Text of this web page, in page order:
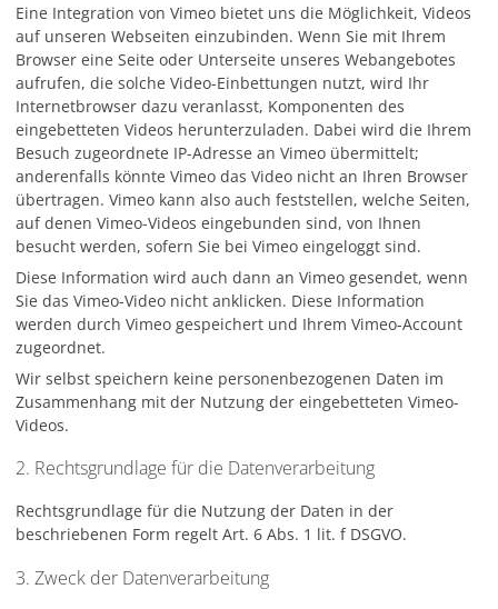
Eine Integration von Vimeo bietet uns die Möglichkeit, Videos
auf unseren Webseiten einzubinden. Wenn Sie mit Ihrem
Browser eine Seite oder Unterseite unseres Webangebotes
aufrufen, die solche Video-Einbettungen nutzt, wird Ihr
Internetbrowser dazu veranlasst, Komponenten des
eingebetteten Videos herunterzuladen. Dabei wird die Ihrem
Besuch zugeordnete IP-Adresse an Vimeo übermittelt;
anderenfalls könnte Vimeo das Video nicht an Ihren Browser
übertragen. Vimeo kann also auch feststellen, welche Seiten,
auf denen Vimeo-Videos eingebunden sind, von Ihnen
besucht werden, sofern Sie bei Vimeo eingeloggt sind.
Diese Information wird auch dann an Vimeo gesendet, wenn
Sie das Vimeo-Video nicht anklicken. Diese Information
werden durch Vimeo gespeichert und Ihrem Vimeo-Account
zugeordnet.
Wir selbst speichern keine personenbezogenen Daten im
Zusammenhang mit der Nutzung der eingebetteten Vimeo-
Videos.
2. Rechtsgrundlage für die Datenverarbeitung
Rechtsgrundlage für die Nutzung der Daten in der
beschriebenen Form regelt Art. 6 Abs. 1 lit. f DSGVO.
3. Zweck der Datenverarbeitung